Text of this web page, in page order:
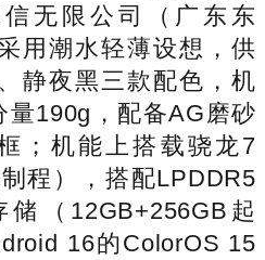
无限公司（广东东
用潮水轻薄设想，供
静夜黑三款配色，机
190g，配备AG磨砂
；机能上搭载骁龙7
程），搭配LPDDR5
（12GB+256GB起
16的ColorOS 15